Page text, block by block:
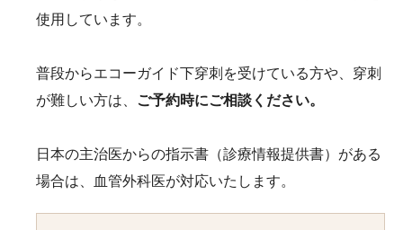
使用しています。
普段からエコーガイド下穿刺を受けている方や、穿刺
が難しい方は、
ご予約時にご相談ください。
日本の主治医からの指示書（診療情報提供書）がある
場合は、血管外科医が対応いたします。